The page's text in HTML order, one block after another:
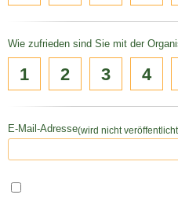
Wie zufrieden sind Sie mit der
1 2 3 4
E-Mail-Adresse(wird nicht